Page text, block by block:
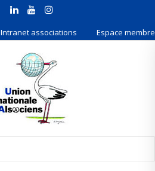
Intranet associations Espace membre